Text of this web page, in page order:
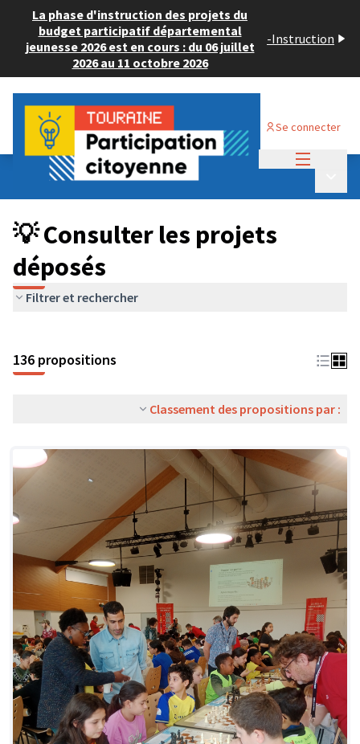
La phase d'instruction des projets du
budget participatif départemental
jeunesse 2026 est en cours : du 06 juillet
2026 au 11 octobre 2026
-Instruction
Se connecter
Budget Participatif JEUNESSE 2024
💡 Consulter les projets déposés
💡 Consulter les projets
déposés
Filtrer et rechercher
136 propositions
Classement des propositions par :